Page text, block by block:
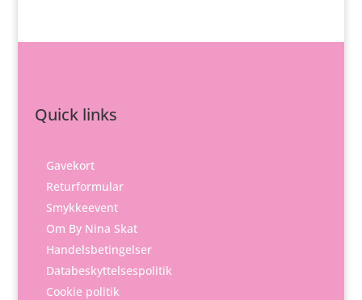
Quick links
Gavekort
Returformular
Smykkeevent
Om By Nina Skat
Handelsbetingelser
Databeskyttelsespolitik
Cookie politik